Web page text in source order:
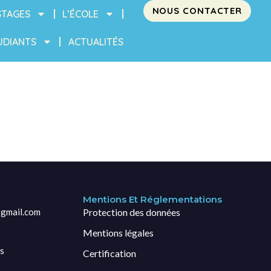
L’ÉCOLE
ACTUALITÉS
NOUS CONTACTER
Mentions Et Réglementations
Protection des données
Mentions légales
Certification